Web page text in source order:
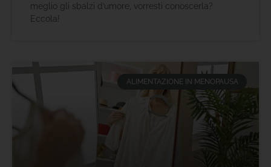
meglio gli sbalzi d’umore, vorresti conoscerla?
Eccola!
ALIMENTAZIONE IN MENOPAUSA